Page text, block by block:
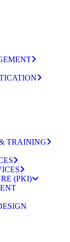
TRAINING
(PKI)